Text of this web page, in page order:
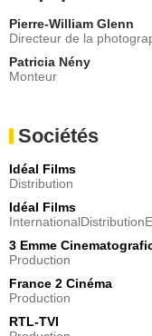
Pierre-William Glenn
Directeur de la
Patricia Nény
Monteur
Sociétés
Idéal Films
Distribution
Idéal Films
3 Emme
Production
France 2 Cinéma
Production
RTL-TVI